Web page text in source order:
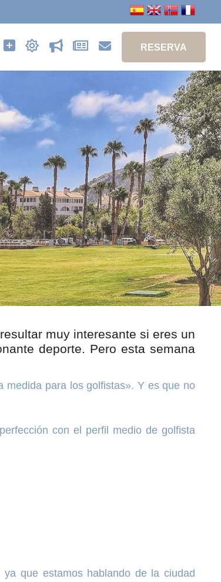
MÁSACTIVIDADES
PROMOCIONES
BLOGCONTACTO
RESERVA
muy interesante si eres un
deporte. Pero esta semana
para los golfistas». Y es que no
con el perfil medio de golfista
que estamos hablando de la ciudad